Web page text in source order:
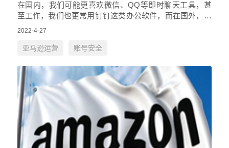
在国内，我们可能更喜欢微信、QQ等即时聊天工具，甚
至工作，我们也更常用钉钉这类办公软件，而在国外，大
家却是更加倾向于使用电子邮件作为日常生活、工作的通
2022-4-27
亚马逊运营 账号安全